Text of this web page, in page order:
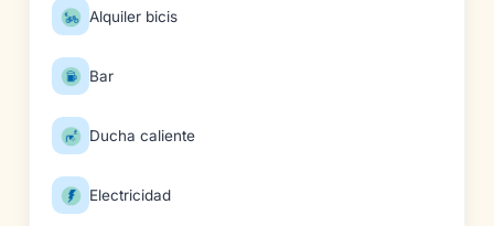
Alquiler bicis
Bar
Ducha caliente
Electricidad